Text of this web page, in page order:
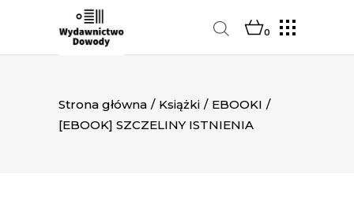
0
Strona główna / Książki / EBOOKI /
[EBOOK] SZCZELINY ISTNIENIA